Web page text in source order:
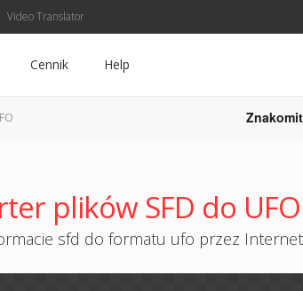
Video Translator
Cennik Help
plików SFD do UFO
sfd do formatu ufo przez Internet